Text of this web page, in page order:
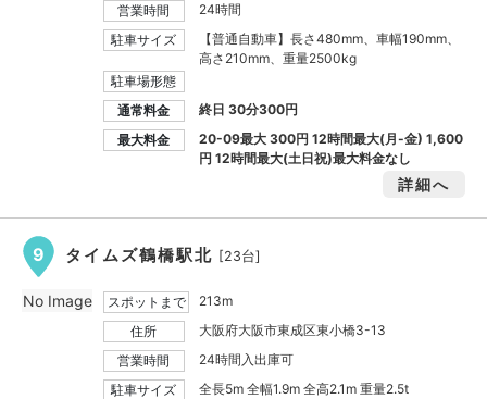
営業時間
24時間
駐車サイズ
【普通自動車】長さ480mm、車幅190mm、
高さ210mm、重量2500kg
駐車場形態
通常料金
終日 30分300円
最大料金
20-09最大300円12時間最大(月-金)1,600
円12時間最大(土日祝)最大料金なし
詳細へ
9 タイムズ鶴橋駅北 [23台]
スポットまで
213m
住所
大阪府大阪市東成区東小橋3-13
営業時間
24時間入出庫可
駐車サイズ
全長5m 全幅1.9m 全高2.1m 重量2.5t
No Image